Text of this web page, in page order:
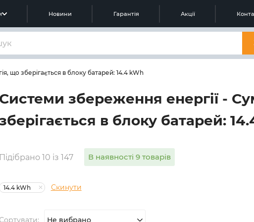
Новини Гарантія Акції
що зберігається в блоку батарей: 14.4 kWh
Системи збереження енергії -
в блоку батарей:
Підібрано 10 із 147 В наявності 9 товарів
14.4 kWh Скинути
Сортувати: Не вибрано